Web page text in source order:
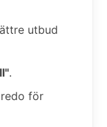
utbud
.
redo för